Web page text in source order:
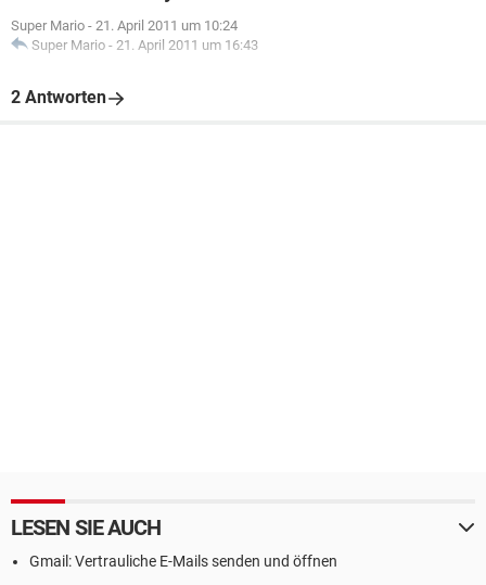
Super Mario - 21. April 2011 um 10:24
Super Mario - 21. April 2011 um 16:43
2 Antworten
LESEN SIE AUCH
Gmail: Vertrauliche E-Mails senden und öffnen